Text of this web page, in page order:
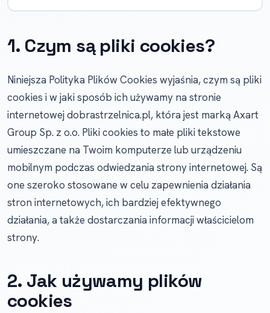
1. Czym są pliki cookies?
Niniejsza Polityka Plików Cookies wyjaśnia, czym są pliki
cookies i w jaki sposób ich używamy na stronie
internetowej dobrastrzelnica.pl, która jest marką Axart
Group Sp. z o.o. Pliki cookies to małe pliki tekstowe
umieszczane na Twoim komputerze lub urządzeniu
mobilnym podczas odwiedzania strony internetowej. Są
one szeroko stosowane w celu zapewnienia działania
stron internetowych, ich bardziej efektywnego
działania, a także dostarczania informacji właścicielom
strony.
2. Jak używamy plików
cookies